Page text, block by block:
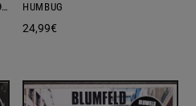
DISTORTION: THE BEST OF 1989 – 2019 HUMBUG
24,99€